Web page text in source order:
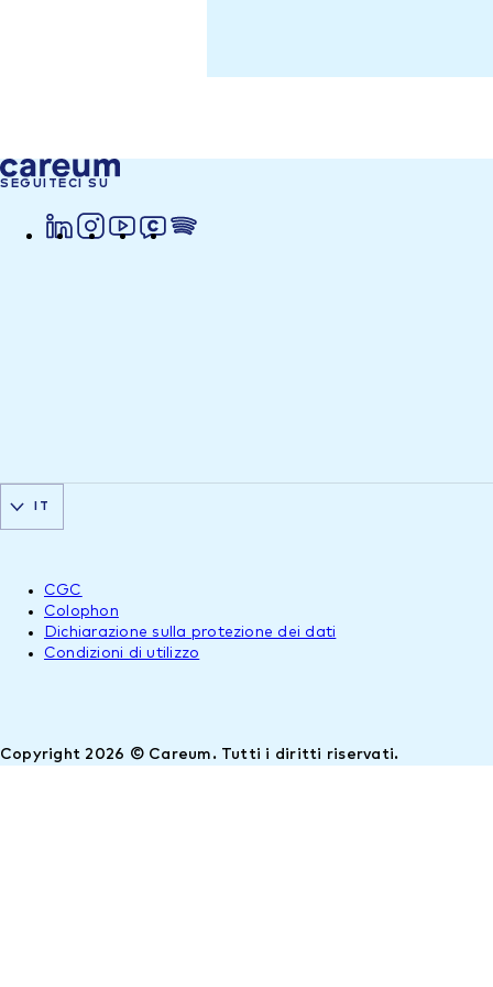
SEGUITECI SU
Copyright 2026 © Careum. Tutti i diritti riservati.
CGC
Colophon
Dichiarazione sulla protezione dei dati
Condizioni di utilizzo
IT